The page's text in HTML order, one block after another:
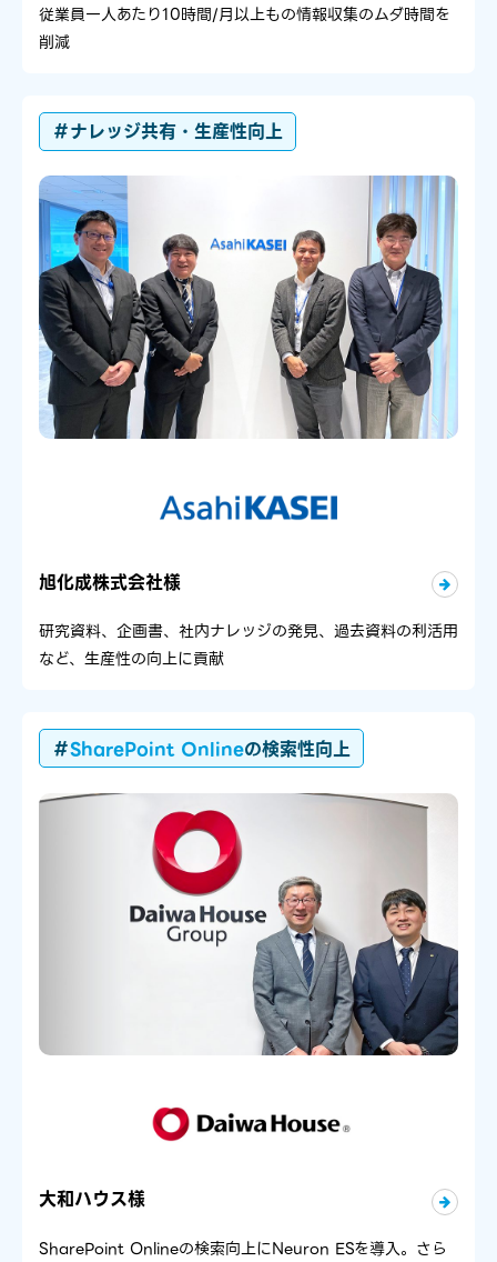
従業員一人あたり10時間/月以上もの情報収集のムダ時間を
削減
＃ナレッジ共有・生産性向上
旭化成株式会社様
研究資料、企画書、社内ナレッジの発見、過去資料の利活用
など、生産性の向上に貢献
＃SharePoint Onlineの検索性向上
大和ハウス様
SharePoint Onlineの検索向上にNeuron ESを導入。さら